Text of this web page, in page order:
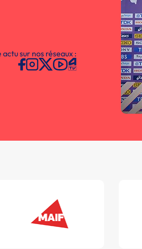
sur nos réseaux :